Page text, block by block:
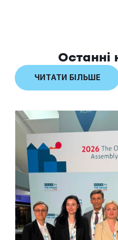
Останні
ЧИТАТИ БІЛЬШЕ